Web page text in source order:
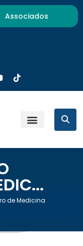
Associados
de Medicina